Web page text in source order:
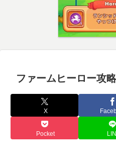
ファームヒーロー攻
X
Pocket